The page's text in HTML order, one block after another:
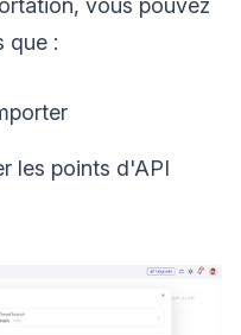
vous pouvez
que :
les points d'API